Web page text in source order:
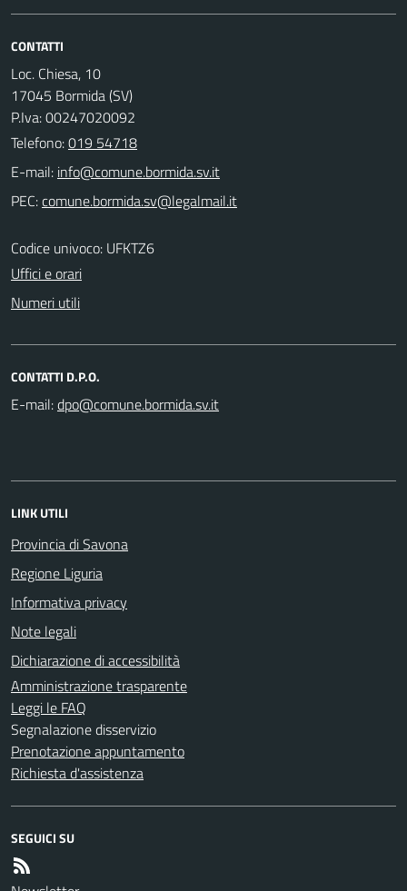
CONTATTI
Loc. Chiesa, 10
17045 Bormida (SV)
P.Iva: 00247020092
Telefono:019 54718
E-mail:
PEC:
Codice univoco: UFKTZ6
Uffici e orari
Numeri utili
CONTATTI D.P.O.
E-mail:
LINK UTILI
Provincia di Savona
Regione Liguria
Informativa privacy
Note legali
Dichiarazione di accessibilità
Amministrazione trasparente
Leggi le FAQ
Segnalazione disservizio
Prenotazione appuntamento
Richiesta d'assistenza
SEGUICI SU